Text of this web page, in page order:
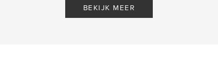
BEKIJK MEER